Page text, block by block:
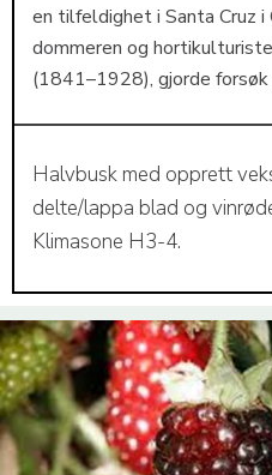
en tilfeldighet i Santa Cruz
dommeren og
(1841–1928), gjorde
Halvbusk med opprett
delte/lappa blad og
Klimasone H3-4.